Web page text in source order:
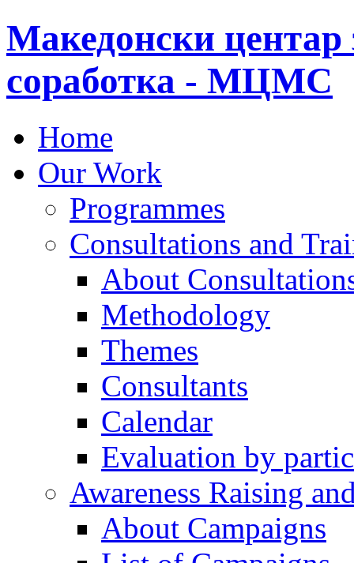
Македонски центар
соработка - МЦМС
Home
Our Work
Programmes
Consultations and
About
Methodology
Themes
Consultants
Calendar
Evaluation by
Awareness Raising
About Campaigns